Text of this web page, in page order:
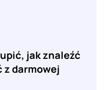
jak znaleźć
z darmowej